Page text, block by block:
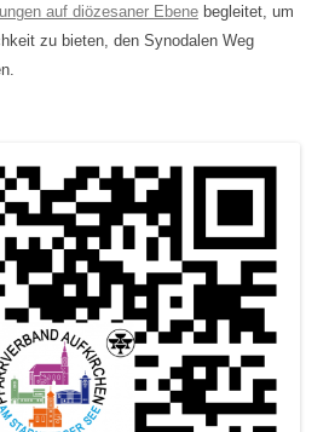
auf diözesaner Ebene begleitet, um
zu bieten, den Synodalen Weg